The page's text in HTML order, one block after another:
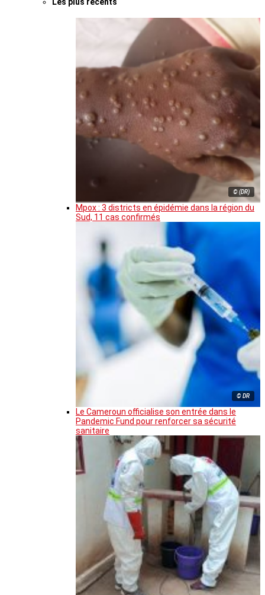
Les plus récents
© (DR)
Mpox : 3 districts en épidémie dans la région du
Sud, 11 cas confirmés
© DR
Le Cameroun officialise son entrée dans le
Pandemic Fund pour renforcer sa sécurité
sanitaire